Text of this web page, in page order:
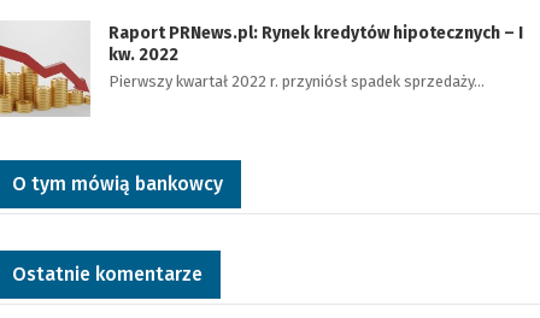
Raport PRNews.pl: Rynek kredytów hipotecznych – I
kw. 2022
Pierwszy kwartał 2022 r. przyniósł spadek sprzedaży…
O tym mówią bankowcy
Ostatnie komentarze